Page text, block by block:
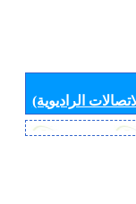
الراديوية)